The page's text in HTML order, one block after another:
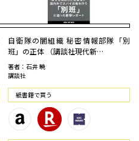
自衛隊の闇組織 秘密情報部隊「別
班」の正体 （講談社現代新…
著者：石井 暁
講談社
紙書籍で買う